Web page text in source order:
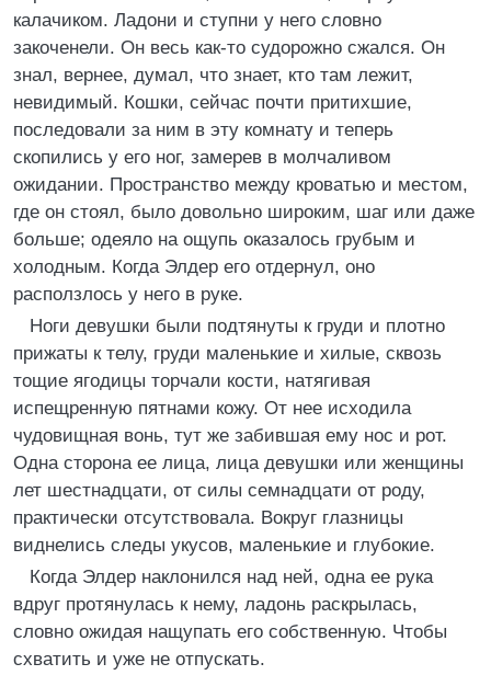
калачиком. Ладони и ступни у него словно
закоченели. Он весь как-то судорожно сжался. Он
знал, вернее, думал, что знает, кто там лежит,
невидимый. Кошки, сейчас почти притихшие,
последовали за ним в эту комнату и теперь
скопились у его ног, замерев в молчаливом
ожидании. Пространство между кроватью и местом,
где он стоял, было довольно широким, шаг или даже
больше; одеяло на ощупь оказалось грубым и
холодным. Когда Элдер его отдернул, оно
расползлось у него в руке.
Ноги девушки были подтянуты к груди и плотно
прижаты к телу, груди маленькие и хилые, сквозь
тощие ягодицы торчали кости, натягивая
испещренную пятнами кожу. От нее исходила
чудовищная вонь, тут же забившая ему нос и рот.
Одна сторона ее лица, лица девушки или женщины
лет шестнадцати, от силы семнадцати от роду,
практически отсутствовала. Вокруг глазницы
виднелись следы укусов, маленькие и глубокие.
Когда Элдер наклонился над ней, одна ее рука
вдруг протянулась к нему, ладонь раскрылась,
словно ожидая нащупать его собственную. Чтобы
схватить и уже не отпускать.